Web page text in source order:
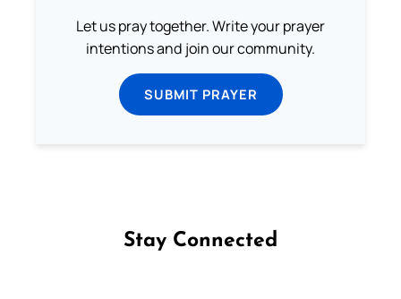
Let us pray together. Write your prayer
intentions and join our community.
SUBMIT PRAYER
Stay Connected